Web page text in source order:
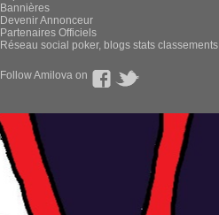
Bannières
Devenir Annonceur
Partenaires Officiels
Réseau social poker, blogs stats classements
Follow Amilova on